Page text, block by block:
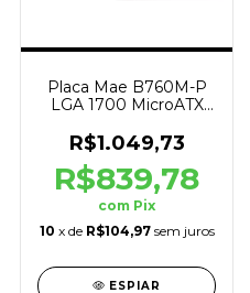
Placa Mae B760M-P
LGA 1700 MicroATX
DDR4
R$1.049,73
R$839,78
com Pix
10 x de R$104,97 sem juros
ESPIAR